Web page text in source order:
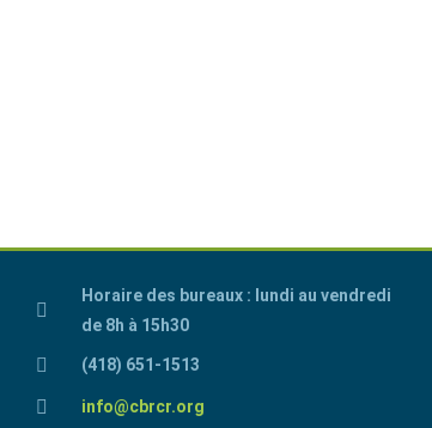
Horaire des bureaux : lundi au vendredi
de 8h à 15h30
(418) 651-1513
info@cbrcr.org